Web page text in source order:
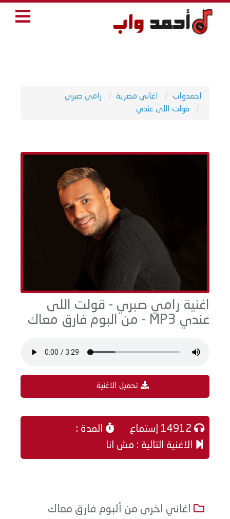
احمدواب اغاني مصرية
رامي صبري
قولت اللى عندي
اغنية رامي صبري - قولت اللى
عندي MP3 - من البوم فارق معاك
تحميل الاغنية
المدة :
الاغنية التالية : مش انا
اغاني اخرى من ألبوم فارق معاك